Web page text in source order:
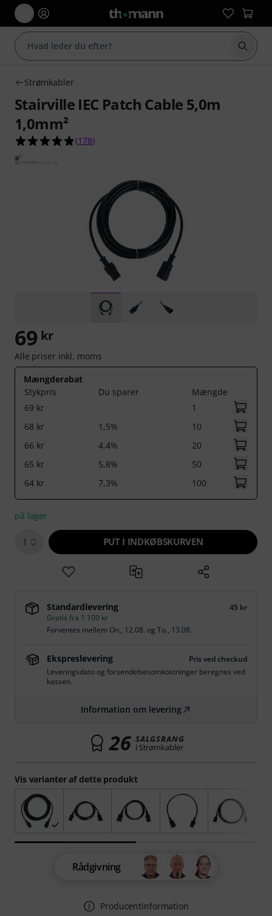
Start
Strømkabler
Stairville IEC Patch Cable 5,0m
1,0mm²
4.8 ud af 5 stjerner fra 178 kundebedømmelser
(178)
Vis varianter af dette produkt
69 kr
Alle priser inkl. moms
Mængderabat
Stykpris
Du sparer
Mængde
69 kr
1
68 kr
1,5%
10
66 kr
4,4%
20
65 kr
5,8%
50
64 kr
7,3% 100
på lager
1 PUT I INDKØBSKURVEN
Standardlevering
45 kr
Gratis fra 1.100 kr
Forventes mellem On., 12.08. og To., 13.08..
Ekspreslevering
Pris ved checkud
Leveringsdato og forsendelsesomkostninger beregnes ved
kassen.
Information om levering
26 SALGSRANG
i Strømkabler
Rådgivning
Producentinformation